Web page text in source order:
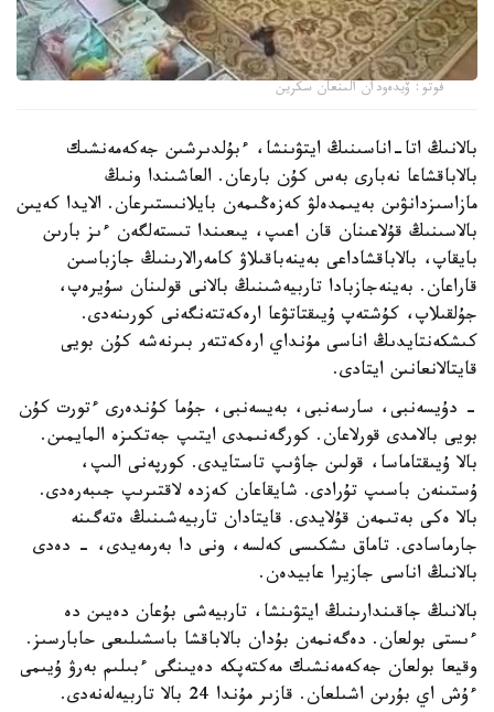
فوتو: ۆيدەودان الىنعان سكرين
بالانىڭ اتا-اناسىنىڭ ايتۋىنشا، ءبۇلدىرشىن جەكەمەنشىك
بالاباقشاعا نەبارى بەس كۇن بارعان. العاشىندا ونىڭ
مازاسىزدانۋىن بەيىمدەلۋ كەزەڭىمەن بايلانىستىرعان. الايدا كەيىن
بالاسىنىڭ قۇلاعىنان قان اعىپ، يىعىندا تىستەلگەن ءىز بارىن
بايقاپ، بالاباقشاداعى بەينەباقىلاۋ كامەرالارىنىڭ جازباسىن
قاراعان. بەينەجازبادا تاربيەشىنىڭ بالانى قولىنان سۇيرەپ،
جۇلقىلاپ، كۇشتەپ ۇيىقتاتۋعا ارەكەتتەنگەنى كورىنەدى.
كىشكەنتايدىڭ اناسى مۇنداي ارەكەتتەر بىرنەشە كۇن بويى
قايتالانعانىن ايتادى.
- دۇيسەنبى، سارسەنبى، بەيسەنبى، جۇما كۇندەرى ءتورت كۇن
بويى بالامدى قورلاعان. كورگەنىمدى ايتىپ جەتكىزە المايمىن.
بالا ۇيىقتاماسا، قولىن جاۋىپ تاستايدى. كورپەنى الىپ،
ۇستىنەن باسىپ تۇرادى. شايقاعان كەزدە لاقتىرىپ جىبەرەدى.
بالا ەكى بەتىمەن قۇلايدى. قايتادان تاربيەشىنىڭ ەتەگىنە
جارماسادى. تاماق ىشكىسى كەلسە، ونى دا بەرمەيدى، - دەدى
بالانىڭ اناسى جازيرا عابيدەن.
بالانىڭ جاقىندارىنىڭ ايتۋىنشا، تاربيەشى بۇعان دەيىن دە
ءىستى بولعان. دەگەنمەن بۇدان بالاباقشا باسشىلىعى حابارسىز.
وقيعا بولعان جەكەمەنشىك مەكتەپكە دەيىنگى ءبىلىم بەرۋ ۇيىمى
ءۇش اي بۇرىن اشىلعان. قازىر مۇندا 24 بالا تاربيەلەنەدى.